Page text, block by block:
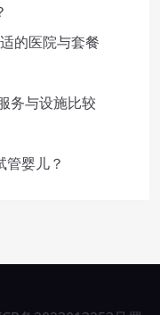
的医院与套餐
务与设施比较
婴儿？